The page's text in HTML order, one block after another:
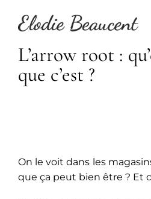
L’arrow root :
que c’est ?
On le voit dans les
que ça peut bien être ? Et